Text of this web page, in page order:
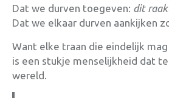
Dat we durven toegeven: dit
Dat we elkaar durven aankijken
Want elke traan die eindelijk mag
is een stukje menselijkheid dat
wereld.